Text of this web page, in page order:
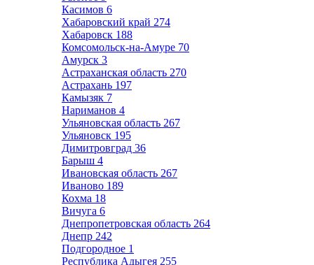
Касимов 6
Хабаровский край 274
Хабаровск 188
Комсомольск-на-Амуре 70
Амурск 3
Астраханская область 270
Астрахань 197
Камызяк 7
Нариманов 4
Ульяновская область 267
Ульяновск 195
Димитровград 36
Барыш 4
Ивановская область 267
Иваново 189
Кохма 18
Вичуга 6
Днепропетровская область 264
Днепр 242
Подгородное 1
Республика Адыгея 255